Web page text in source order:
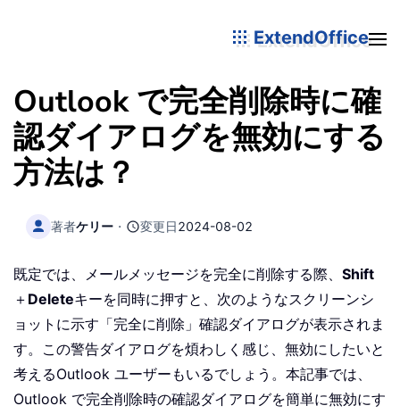
ExtendOffice
Outlook で完全削除時に確
認ダイアログを無効にする
方法は？
著者ケリー ・ 変更日2024-08-02
既定では、メールメッセージを完全に削除する際、 Shift
＋ Deleteキーを同時に押すと、次のようなスクリーンシ
ョットに示す「完全に削除」確認ダイアログが表示されま
す。この警告ダイアログを煩わしく感じ、無効にしたいと
考えるOutlook ユーザーもいるでしょう。本記事では、
Outlook で完全削除時の確認ダイアログを簡単に無効にす